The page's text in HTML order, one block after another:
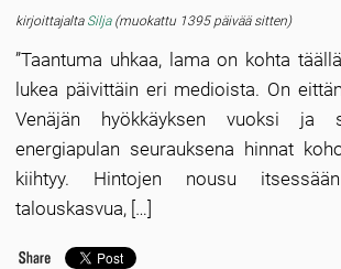
kirjoittajalta Silja(muokattu 1395 päivää sitten)
”Taantuma uhkaa, lama on kohta
lukea päivittäin eri medioista. On
Venäjän hyökkäyksen vuoksi ja
energiapulan seurauksena hinnat
kiihtyy. Hintojen nousu
talouskasvua, […]